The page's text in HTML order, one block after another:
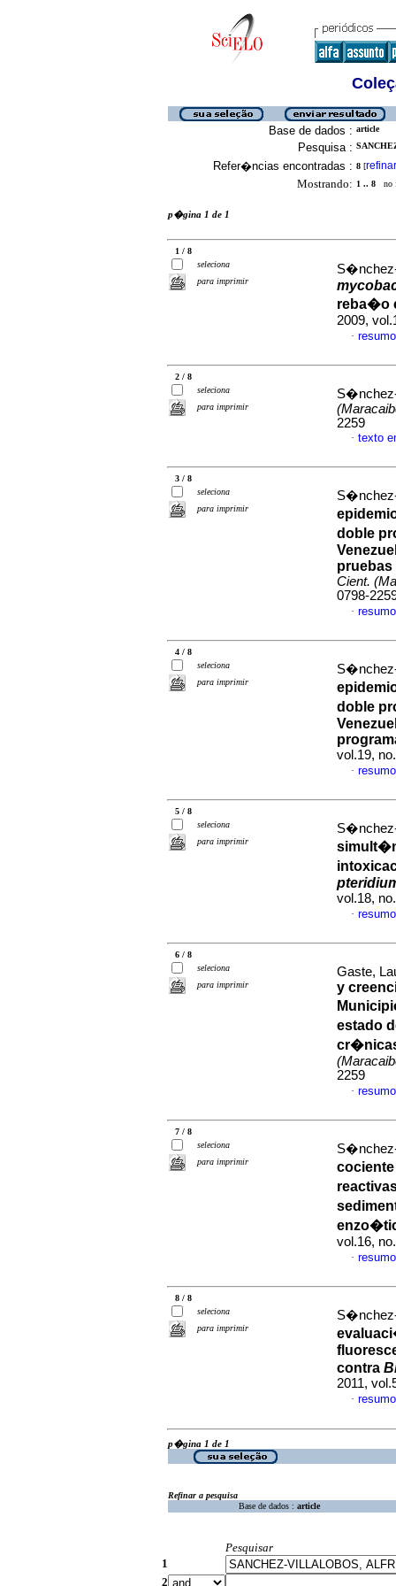
Base de dados : article
Pesquisa :
Refer�ncias encontradas : 8 [refinar
Mostrando: 1 .. 8 no
p�gina 1 de 1
1 / 8
seleciona
para imprimir
reba�o
2009,
·
2 / 8
seleciona
para imprimir
2259
· texto
3 / 8
seleciona
para imprimir
doble
pruebas
Cient.
0798-
·
4 / 8
seleciona
para imprimir
doble
vol.19,
·
5 / 8
seleciona
para imprimir
vol.18,
·
6 / 8
seleciona
para imprimir
Gaste,
y
estado
2259
·
7 / 8
seleciona
para imprimir
vol.16,
·
8 / 8
seleciona
para imprimir
contra
2011,
·
p�gina 1 de 1
Refinar a pesquisa
Base de dados : article
Pesquisar
1
2